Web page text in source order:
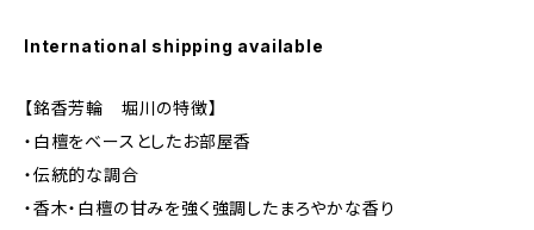
International shipping available
【銘香芳輪 堀川の特徴】
・白檀をベースとしたお部屋香
・伝統的な調合
・香木・白檀の甘みを強く強調したまろやかな香り